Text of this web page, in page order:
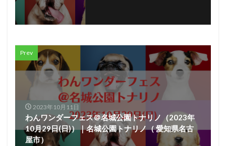
Prev
2023年10月11日
わんワンダーフェス＠名城公園トナリノ（2023年
10月29日(日)）｜名城公園トナリノ（ 愛知県名古
屋市）